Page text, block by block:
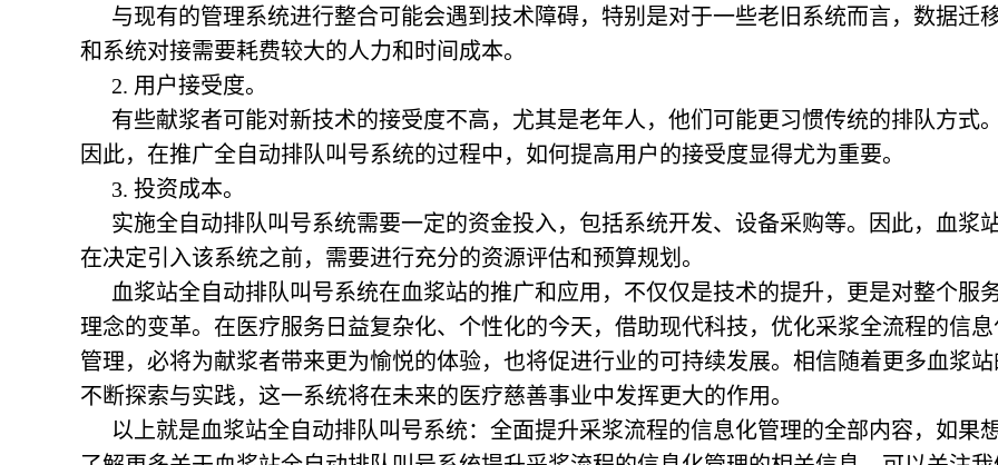
与现有的管理系统进行整合可能会遇到技术障碍，特别是对于一些老旧系统而言，数据迁
和系统对接需要耗费较大的人力和时间成本。
2. 用户接受度。
有些献浆者可能对新技术的接受度不高，尤其是老年人，他们可能更习惯传统的排队方式
因此，在推广全自动排队叫号系统的过程中，如何提高用户的接受度显得尤为重要。
3. 投资成本。
实施全自动排队叫号系统需要一定的资金投入，包括系统开发、设备采购等。因此，血浆
在决定引入该系统之前，需要进行充分的资源评估和预算规划。
血浆站全自动排队叫号系统在血浆站的推广和应用，不仅仅是技术的提升，更是对整个服
理念的变革。在医疗服务日益复杂化、个性化的今天，借助现代科技，优化采浆全流程的信息
管理，必将为献浆者带来更为愉悦的体验，也将促进行业的可持续发展。相信随着更多血浆站
不断探索与实践，这一系统将在未来的医疗慈善事业中发挥更大的作用。
以上就是血浆站全自动排队叫号系统：全面提升采浆流程的信息化管理的全部内容，如果